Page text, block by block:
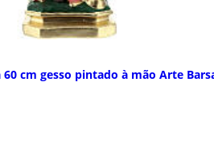
60 cm gesso pintado à mão Arte